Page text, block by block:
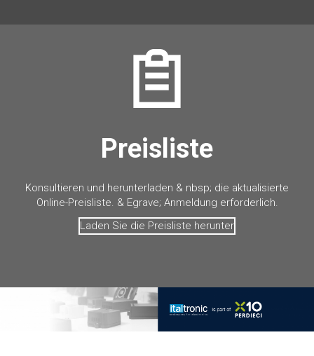
Preisliste
Konsultieren und herunterladen & nbsp; die aktualisierte
Online-Preisliste. & Egrave; Anmeldung erforderlich.
Laden Sie die Preisliste herunter